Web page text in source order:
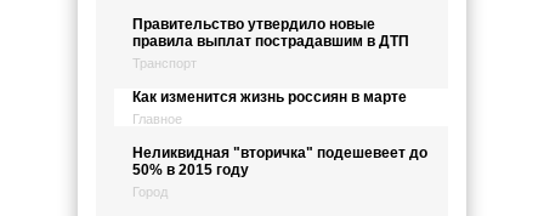
Правительство утвердило новые
правила выплат пострадавшим в ДТП
Транспорт
Как изменится жизнь россиян в марте
Главное
Неликвидная "вторичка" подешевеет до
50% в 2015 году
Город